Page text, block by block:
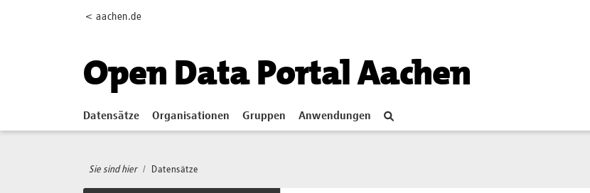
< aachen.de
Open Data Portal Aachen
Datensätze Organisationen Gruppen Anwendungen
Sie sind hier Datensätze